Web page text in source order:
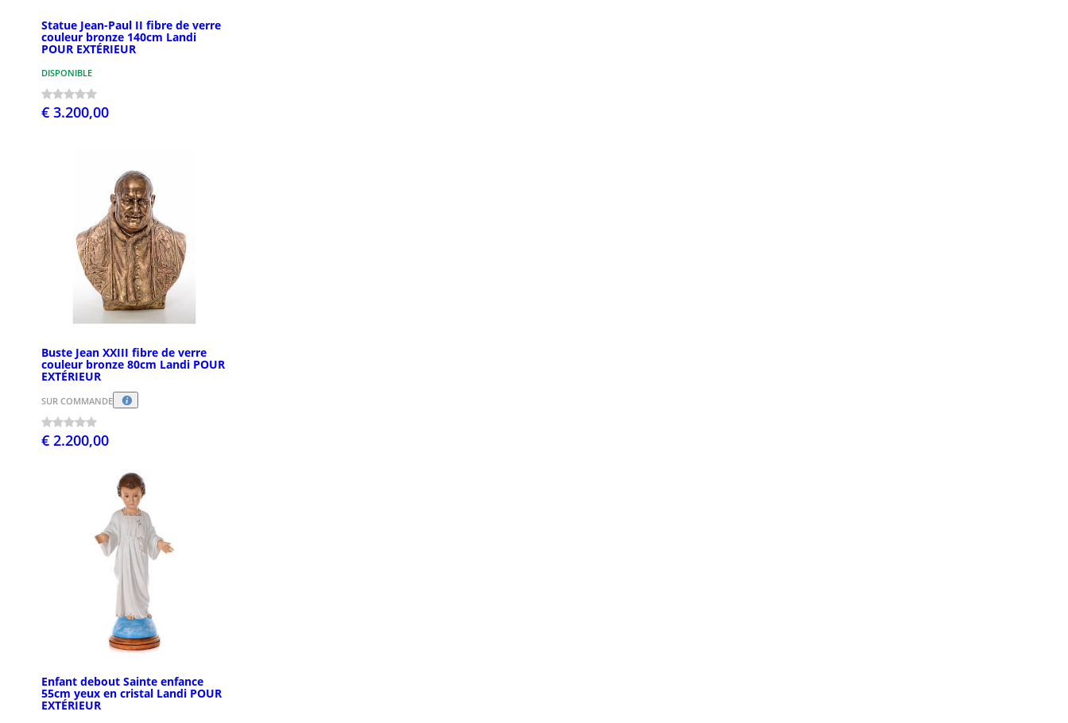
Statue Jean-Paul II fibre de verre
couleur bronze 140cm Landi
POUR EXTÉRIEUR
DISPONIBLE
€ 3.200,00
Buste Jean XXIII fibre de verre
couleur bronze 80cm Landi POUR
EXTÉRIEUR
SUR COMMANDE
€ 2.200,00
Enfant debout Sainte enfance
55cm yeux en cristal Landi POUR
EXTÉRIEUR